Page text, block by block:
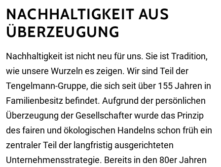
NACHHALTIGKEIT AUS
ÜBERZEUGUNG
Nachhaltigkeit ist nicht neu für uns. Sie ist Tradition,
wie unsere Wurzeln es zeigen. Wir sind Teil der
Tengelmann-Gruppe, die sich seit über 155 Jahren in
Familienbesitz befindet. Aufgrund der persönlichen
Überzeugung der Gesellschafter wurde das Prinzip
des fairen und ökologischen Handelns schon früh ein
zentraler Teil der langfristig ausgerichteten
Unternehmensstrategie. Bereits in den 80er Jahren